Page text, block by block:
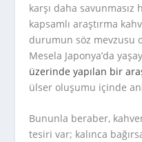
karşı daha
kapsamlı araştırma
durumun söz mevzusu
Mesela Japonya’da
üzerinde yapılan bir
ülser oluşumu içinde
Bununla beraber,
tesiri var; kalınca